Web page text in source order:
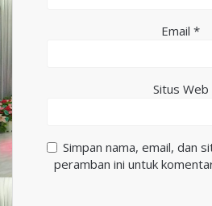
Email *
Situs Web
Simpan nama, email, dan
peramban ini untuk